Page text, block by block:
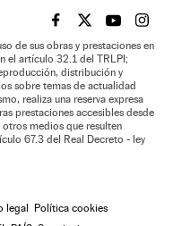
EL PAÍS BRASIL EN
EL PAÍSEL PAÍS
EL
de sus obras y prestaciones en
el artículo 32.1 del TRLPI;
distribución y
sobre temas de actualidad
realiza una reserva expresa
prestaciones accesibles desde
medios que resulten
67.3 del Real Decreto - ley
legal
Política cookies